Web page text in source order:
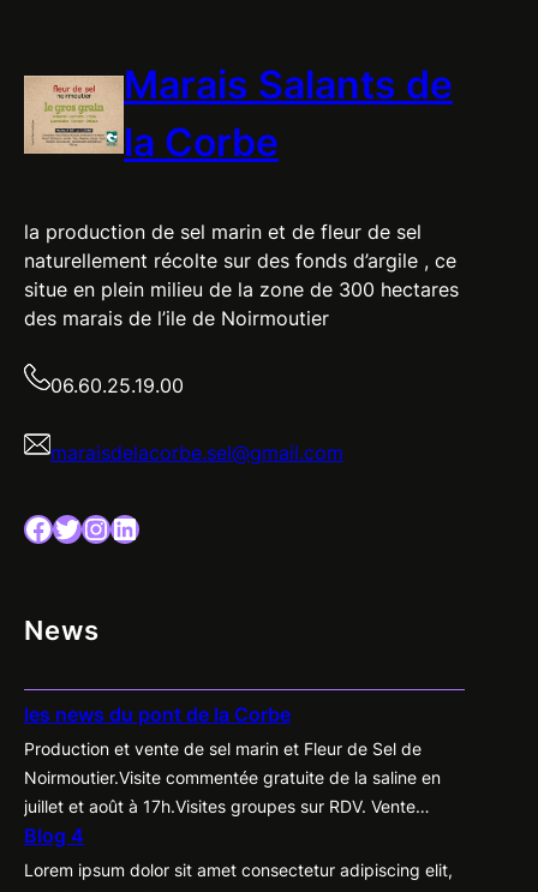
Marais Salants de
la Corbe
la production de sel marin et de fleur de sel
naturellement récolte sur des fonds d’argile , ce
situe en plein milieu de la zone de 300 hectares
des marais de l’ile de Noirmoutier
06.60.25.19.00
maraisdelacorbe.sel@gmail.com
Facebook Twitter InstagramLinkedIn
News
les news du pont de la Corbe
Production et vente de sel marin et Fleur de Sel de
Noirmoutier.Visite commentée gratuite de la saline en
juillet et août à 17h.Visites groupes sur RDV. Vente
directe des produits du marais à la cabane, tous les
jours de Pâques à la Toussaint de 10h à 19h.Label
Blog 4
Lorem ipsum dolor sit amet consectetur adipiscing elit,